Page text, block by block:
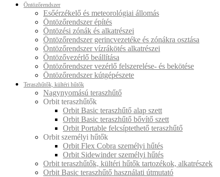
Öntözőrendszer
Esőérzékelő és meteorológiai állomás
Öntözőrendszer építés
Öntözési zónák és alkatrészei
Öntözőrendszer gerincvezetéke és zónákra osztása
Öntözőrendszer vízrákötés alkatrészei
Öntözővezérlő beállítása
Öntözőrendszer vezérlő felszerelése- és bekötése
Öntözőrendszer kútgépészete
Teraszhűtők, kültéri hűtők
Nagynyomású teraszhűtő
Orbit teraszhűtők
Orbit Basic teraszhűtő alap szett
Orbit Basic teraszhűtő bővítő szett
Orbit Portable felcsíptethető teraszhűtő
Orbit személyi hűtők
Orbit Flex Cobra személyi hűtés
Orbit Sidewinder személyi hűtés
Orbit teraszhűtők, kültéri hűtők tartozékok, alkatrészek
Orbit Basic teraszhűtő használati útmutató